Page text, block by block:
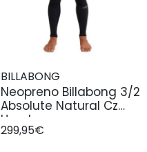
BILLABONG
Neopreno Billabong 3/2
Absolute Natural Cz
Hombre
299,95€